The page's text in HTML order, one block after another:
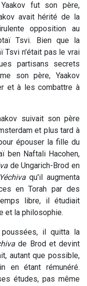
fut son père,
avait hérité de la
opposition au
Tsvi. Bien que la
Tsvi n'était pas le vrai
partisans secrets
son père, Yaakov
et à les combattre à
suivait son père
et plus tard à
épouser la fille du
ben Naftali Hacohen,
de Ungarich-Brod en
Yéchivaqu'il augmenta
en Torah par des
libre, il étudiait
et la philosophie.
il quitta la
de Brod et devint
autant que possible,
en étant rémunéré.
études, pas même